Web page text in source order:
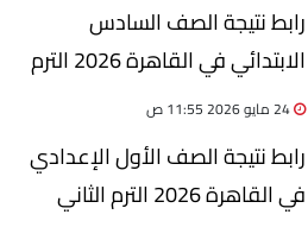
رابط نتيجة الصف السادس
الابتدائي في القاهرة 2026 الترم
الثاني
24 مايو 2026 11:55 ص
رابط نتيجة الصف الأول الإعدادي
في القاهرة 2026 الترم الثاني